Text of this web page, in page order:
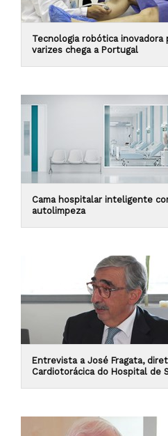
Tecnologia robótica
varizes chega a Portugal
Cama hospitalar inteligente
autolimpeza
Entrevista a José Fragata,
Cardiotorácica do Hospital de